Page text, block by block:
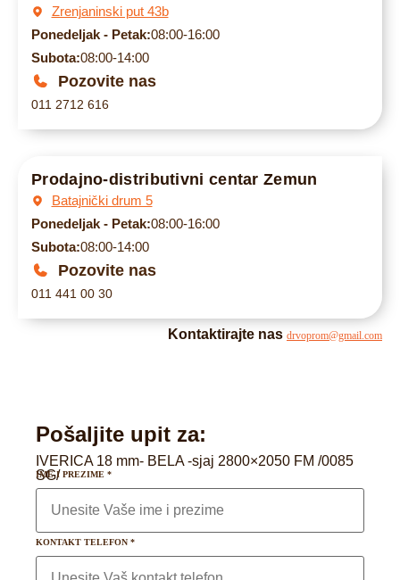
Zrenjaninski put 43b
Ponedeljak - Petak:08:00-16:00
Subota:08:00-14:00
Pozovite nas
011 2712 616
Prodajno-distributivni centar Zemun
Batajnički drum 5
Ponedeljak - Petak:08:00-16:00
Subota:08:00-14:00
Pozovite nas
011 441 00 30
Kontaktirajte nas drvoprom@gmail.com
Pošaljite upit za:
IVERICA 18 mm- BELA -sjaj 2800×2050 FM /0085
SG/
IME I PREZIME *
KONTAKT TELEFON *